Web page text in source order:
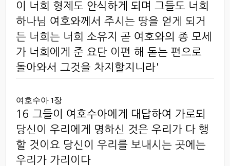
이 너희 형제도 안식하게 되며 그들도 너희
하나님 여호와께서 주시는 땅을 얻게 되거
든 너희는 너희 소유지 곧 여호와의 종 모세
가 너희에게 준 요단 이편 해 돋는 편으로
돌아와서 그것을 차지할지니라'
여호수아 1장
16 그들이 여호수아에게 대답하여 가로되 `
당신이 우리에게 명하신 것은 우리가 다 행
할 것이요 당신이 우리를 보내시는 곳에는
우리가 가리이다